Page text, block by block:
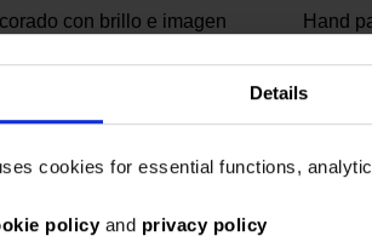
Details
cookies for essential functions,
policy and privacy policy
con brillo e imagen
flor (según Hiroshige),
Hand
Marca:
Material: